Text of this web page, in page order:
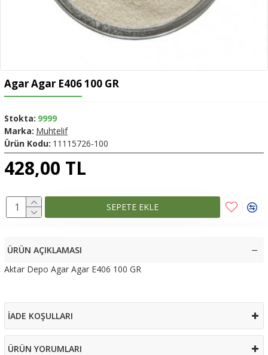
Agar Agar E406 100 GR
428,00 TL
Stokta: 9999
Marka: Muhtelif
Ürün Kodu: 11115726-100
SEPETE EKLE
ÜRÜN AÇIKLAMASI
Aktar Depo Agar Agar E406 100 GR
İADE KOŞULLARI
ÜRÜN YORUMLARI